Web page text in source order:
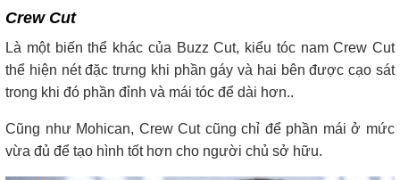
Crew Cut
Là một biến thể khác của Buzz Cut, kiểu tóc nam Crew Cut
thể hiện nét đặc trưng khi phần gáy và hai bên được cạo sát
trong khi đó phần đỉnh và mái tóc để dài hơn..
Cũng như Mohican, Crew Cut cũng chỉ để phần mái ở mức
vừa đủ để tạo hình tốt hơn cho người chủ sở hữu.